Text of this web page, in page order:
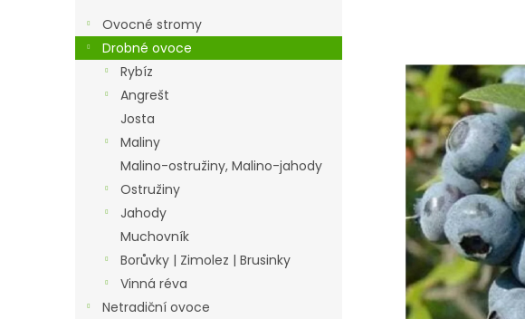
a
n
Ovocné stromy
Drobné ovoce
Rybíz
Angrešt
Josta
Maliny
Malino-ostružiny, Malino-jahody
Ostružiny
Jahody
Muchovník
Borůvky | Zimolez | Brusinky
Vinná réva
Netradiční ovoce